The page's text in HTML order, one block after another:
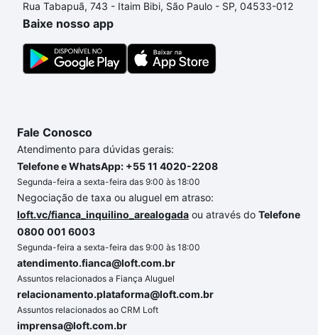
comprar um apartamento e conte com a gente para
comprar o imóvel dos seus sonhos com segurança e
conforto. Loft, com você até as chaves.
Rua Tabapuã, 743 - Itaim Bibi, São Paulo - SP, 04533-012
Baixe nosso app
Fale Conosco
Atendimento para dúvidas gerais:
Telefone e WhatsApp: +55 11 4020-2208
Segunda-feira a sexta-feira das 9:00 às 18:00
Negociação de taxa ou aluguel em atraso:
loft.vc/fianca_inquilino_arealogada ou através do Telefone
0800 001 6003
Segunda-feira a sexta-feira das 9:00 às 18:00
atendimento.fianca@loft.com.br
Assuntos relacionados a Fiança Aluguel
relacionamento.plataforma@loft.com.br
Assuntos relacionados ao CRM Loft
imprensa@loft.com.br